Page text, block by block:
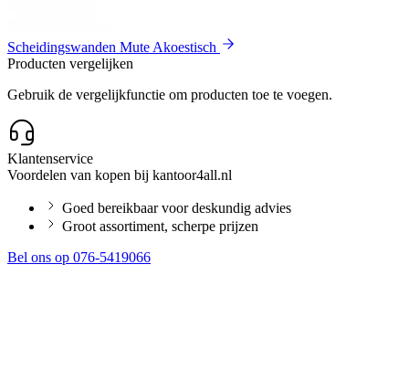
Scheidingswanden Mute Akoestisch
Producten vergelijken
Gebruik de vergelijkfunctie om producten toe te voegen.
Klantenservice
Voordelen van kopen bij kantoor4all.nl
Goed bereikbaar voor deskundig advies
Groot assortiment, scherpe prijzen
Bel ons op 076-5419066